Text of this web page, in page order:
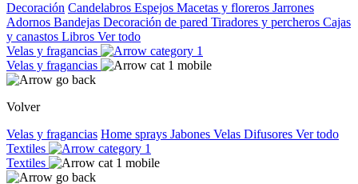
Decoración Candelabros Espejos Macetas y floreros Jarrones
Adornos Bandejas Decoración de pared Tiradores y percheros Cajas
y canastos Libros Ver todo
Velas y fragancias
Velas y fragancias
Volver
Velas y fragancias Home sprays Jabones Velas Difusores Ver todo
Textiles
Textiles